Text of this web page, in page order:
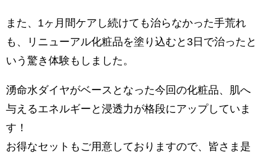
また、1ヶ月間ケアし続けても治らなかった手荒れ
も、リニューアル化粧品を塗り込むと3日で治ったと
いう驚き体験もしました。
湧命水ダイヤがベースとなった今回の化粧品、肌へ
与えるエネルギーと浸透力が格段にアップしていま
す！
お得なセットもご用意しておりますので、皆さま是